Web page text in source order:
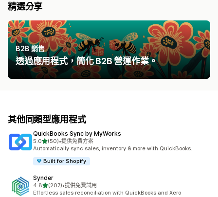
精選分享
B2B 銷售
透過應用程式，簡化 B2B 營運作業。
其他同類型應用程式
QuickBooks Sync by MyWorks
5.0滿分 5 顆星
(50)
共有 50 則評價
•提供免費方案
Automatically sync sales, inventory & more with QuickBooks.
Built for Shopify
Synder
4.8滿分 5 顆星
(207)
共有 207 則評價
•提供免費試用
Effortless sales reconciliation with QuickBooks and Xero